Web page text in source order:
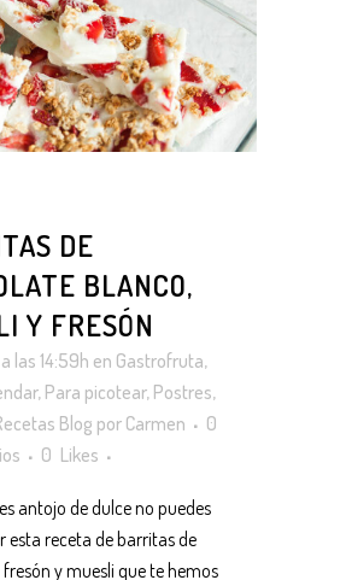
DE
BLANCO,
Y FRESÓN
las 14:59h en Gastrofruta,
, Para picotear, Postres,
Blog por Carmen
0
0 Likes
antojo de dulce no puedes
esta receta de barritas de
y muesli que te hemos